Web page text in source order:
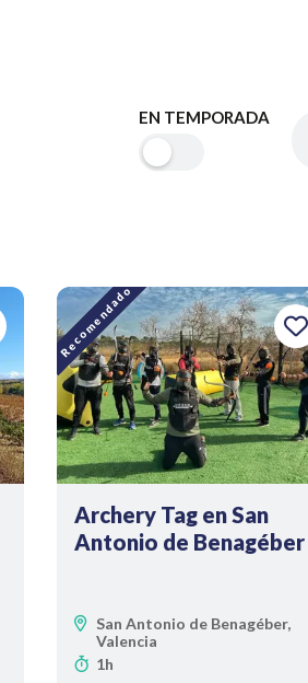
EN TEMPORADA
Recomendado
Archery Tag en San
Antonio de Benagéber
San Antonio de Benagéber,
Valencia
1h